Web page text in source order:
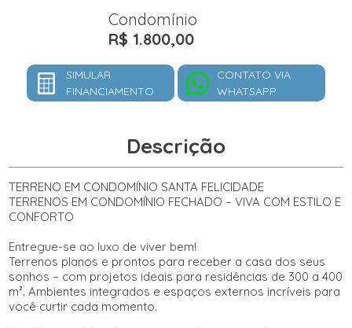
Condomínio
R$ 1.800,00
SIMULAR
FINANCIAMENTO
CONTATO VIA
WHATSAPP
Descrição
TERRENO EM CONDOMÍNIO SANTA FELICIDADE
TERRENOS EM CONDOMÍNIO FECHADO – VIVA COM ESTILO E
CONFORTO
Entregue-se ao luxo de viver bem!
Terrenos planos e prontos para receber a casa dos seus
sonhos – com projetos ideais para residências de 300 a 400
m². Ambientes integrados e espaços externos incríveis para
você curtir cada momento.